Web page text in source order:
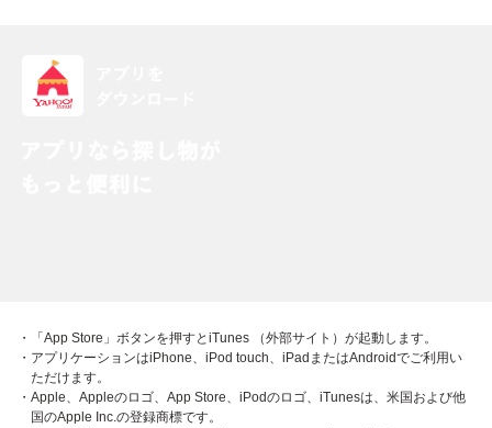
・「App Store」ボタンを押すとiTunes （外部サイト）が起動します。
・アプリケーションはiPhone、iPod touch、iPadまたはAndroidでご利用い
ただけます。
・Apple、Appleのロゴ、App Store、iPodのロゴ、iTunesは、米国および他
国のApple Inc.の登録商標です。